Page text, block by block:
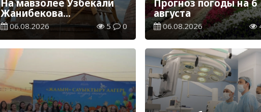
На мавзолее Узбекали
Жанибекова
продолжаются
реставрационные
работы
06.08.2026 5 0
Прогноз погоды на 6
августа
06.08.2026